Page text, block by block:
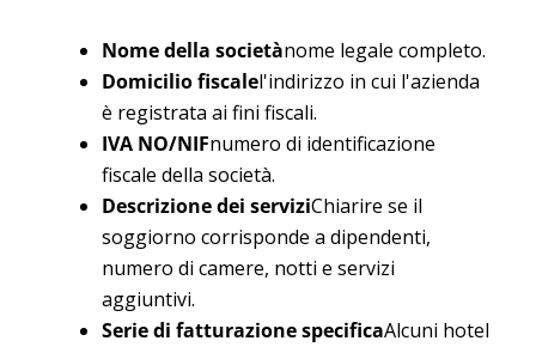
Nome della societànome legale completo.
Domicilio fiscalel'indirizzo in cui l'azienda
è registrata ai fini fiscali.
IVA NO/NIFnumero di identificazione
fiscale della società.
Descrizione dei serviziChiarire se il
soggiorno corrisponde a dipendenti,
numero di camere, notti e servizi
aggiuntivi.
Serie di fatturazione specificaAlcuni hotel